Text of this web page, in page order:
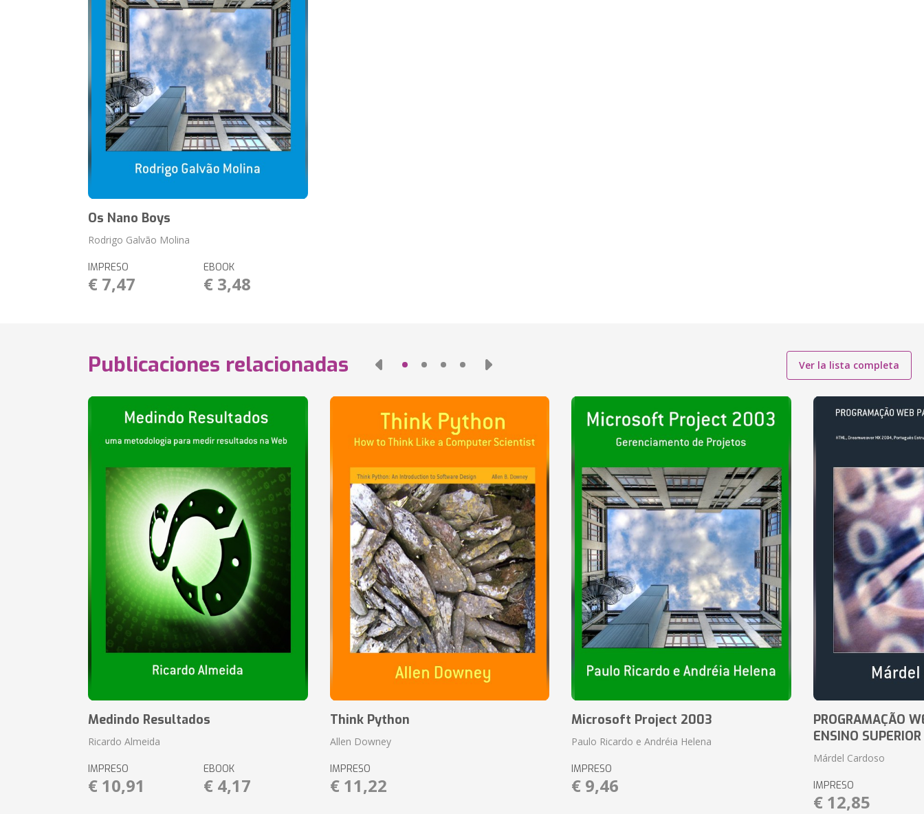
Os Nano Boys
Rodrigo Galvão Molina
IMPRESO
€ 7,47
EBOOK
€ 3,48
Publicaciones relacionadas Ver la lista completa
Medindo Resultados
Ricardo Almeida
IMPRESO
€ 10,91
EBOOK
€ 4,17
Think Python
Allen Downey
IMPRESO
€ 11,22
Microsoft Project 2003
Paulo Ricardo e Andréia Helena
IMPRESO
€ 9,46
PROGRAMAÇÃO
ENSINO SUPERIOR
Márdel Cardoso
IMPRESO
€ 12,85